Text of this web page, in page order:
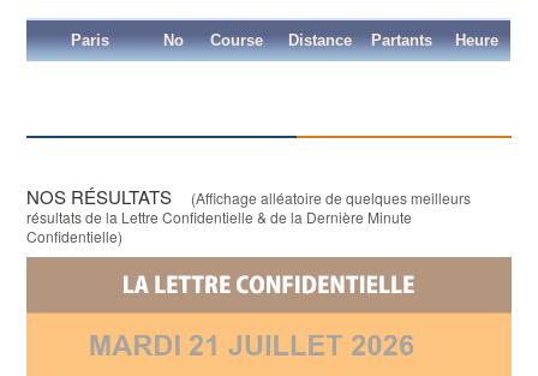
Paris No Course Distance Partants Heure
NOS RÉSULTATS
(Affichage alléatoire de quelques meilleurs
résultats de la Lettre Confidentielle & de la Dernière Minute
Confidentielle)